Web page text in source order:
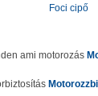
Foci cipő
ami motorozás